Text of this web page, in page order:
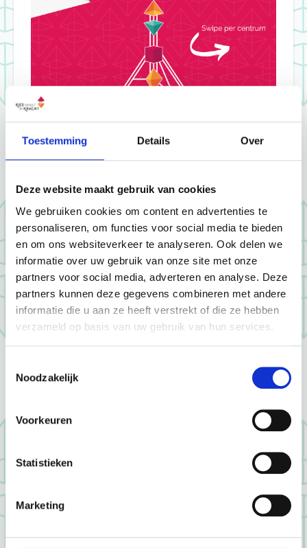
Toestemming Details Over
Deze website maakt gebruik van cookies
We gebruiken cookies om content en advertenties te
personaliseren, om functies voor social media te bieden
en om ons websiteverkeer te analyseren. Ook delen we
informatie over uw gebruik van onze site met onze
partners voor social media, adverteren en analyse. Deze
partners kunnen deze gegevens combineren met andere
informatie die u aan ze heeft verstrekt of die ze hebben
verzameld op basis van uw gebruik van hun services.
Noodzakelijk
Voorkeuren
Statistieken
Marketing
Stap 4